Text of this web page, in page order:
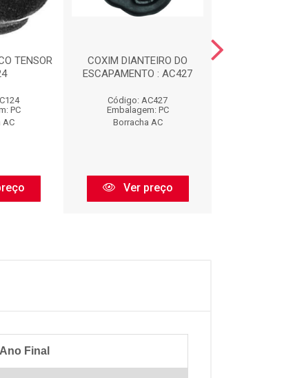
TENSOR
PC
AC
COXIM DIANTEIRO DO
ESCAPAMENTO : AC427
Código: AC427
Embalagem: PC
Borracha AC
Ver preço
Ano Final